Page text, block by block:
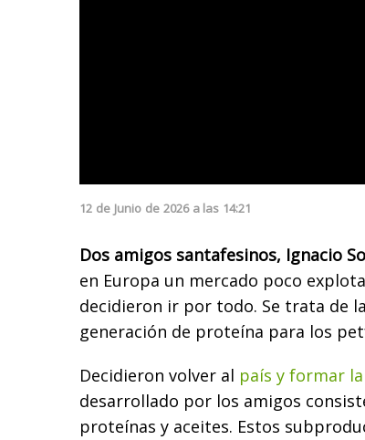
12 de Junio de 2026 a las 14:21
Dos amigos santafesinos, Ignacio
en Europa un mercado poco
decidieron ir por todo. Se trata de
generación de proteína para los
Decidieron volver al país y formar
desarrollado por los amigos
proteínas y aceites. Estos